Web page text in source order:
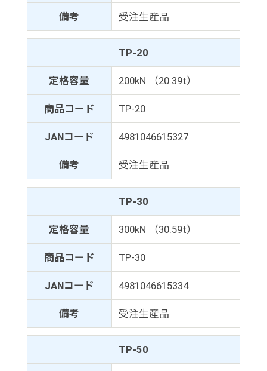
備考 受注生産品
TP-20
定格容量 200kN （20.39t）
商品コード TP-20
JANコード 4981046615327
備考 受注生産品
TP-30
定格容量 300kN （30.59t）
商品コード TP-30
JANコード 4981046615334
備考 受注生産品
TP-50